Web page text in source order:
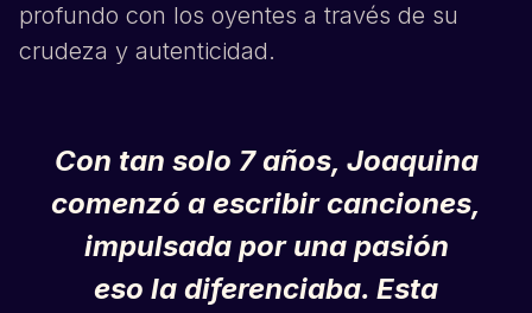
profundo con los oyentes a través de su
crudeza y autenticidad.
Con tan solo 7 años, Joaquina
comenzó a escribir canciones,
impulsada por una pasión
eso la diferenciaba. Esta